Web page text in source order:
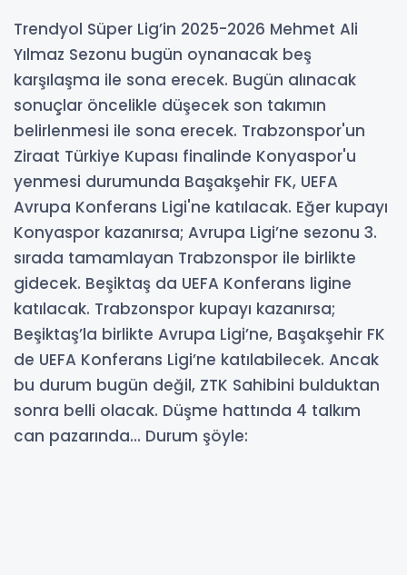
Trendyol Süper Lig’in 2025-2026 Mehmet Ali
Yılmaz Sezonu bugün oynanacak beş
karşılaşma ile sona erecek. Bugün alınacak
sonuçlar öncelikle düşecek son takımın
belirlenmesi ile sona erecek. Trabzonspor'un
Ziraat Türkiye Kupası finalinde Konyaspor'u
yenmesi durumunda Başakşehir FK, UEFA
Avrupa Konferans Ligi'ne katılacak. Eğer kupayı
Konyaspor kazanırsa; Avrupa Ligi’ne sezonu 3.
sırada tamamlayan Trabzonspor ile birlikte
gidecek. Beşiktaş da UEFA Konferans ligine
katılacak. Trabzonspor kupayı kazanırsa;
Beşiktaş’la birlikte Avrupa Ligi’ne, Başakşehir FK
de UEFA Konferans Ligi’ne katılabilecek. Ancak
bu durum bugün değil, ZTK Sahibini bulduktan
sonra belli olacak. Düşme hattında 4 talkım
can pazarında… Durum şöyle: